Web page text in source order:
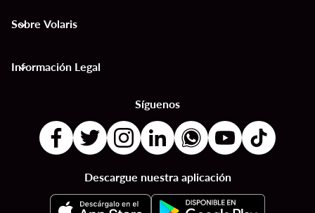
Sobre Volaris
keyboard_arrow_down
Información Legal
keyboard_arrow_down
Síguenos
Descargue nuestra aplicación